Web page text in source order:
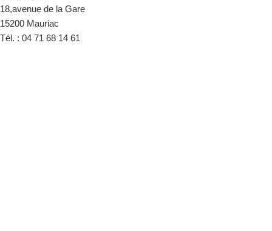
18,avenue de la Gare
15200 Mauriac
Tél. : 04 71 68 14 61